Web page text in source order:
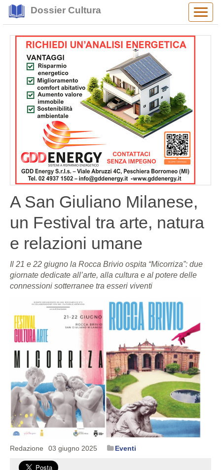
Dossier Cultura
A San Giuliano Milanese,
un Festival tra arte, natura
e relazioni umane
Il 21 e 22 giugno la Rocca Brivio ospita “Micorriza”: due
giornate dedicate all’arte, alla cultura e al potere delle
connessioni sotterranee tra esseri viventi
Redazione 03 giugno 2025 Eventi